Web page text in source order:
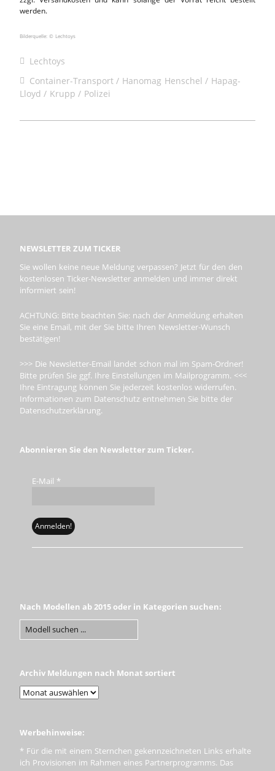
werden.
Bilderquelle: © Lechtoys
Lechtoys
Container-Transport
Hanomag Henschel
Hapag-
Lloyd
Krupp Polizei
NEWSLETTER ZUM TICKER
Sie wollen keine neue Meldung verpassen? Jetzt für den den
kostenlosen Ticker-Newsletter anmelden und immer direkt
informiert sein!
ACHTUNG: Bitte beachten Sie: nach der Anmeldung erhalten
Sie eine Email, mit der Sie bitte Ihren Newsletter-Wunsch
bestätigen!
>>> Die Newsletter-Email landet schon mal im Spam-Ordner!
Bitte prüfen Sie ggf. Ihre Einstellungen im Mailprogramm. <<<
Ihre Eintragung können Sie jederzeit kostenlos widerrufen.
Informationen zum Datenschutz entnehmen Sie bitte der
Datenschutzerklärung.
Abonnieren Sie den Newsletter zum Ticker.
E-Mail *
Nach Modellen ab 2015 oder in Kategorien suchen:
Archiv Meldungen nach Monat sortiert
Werbehinweise:
* Für die mit einem Sternchen gekennzeichneten Links erhalte
ich Provisionen im Rahmen eines Partnerprogramms. Das